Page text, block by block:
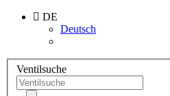
DE
Deutsch
Ventilsuche